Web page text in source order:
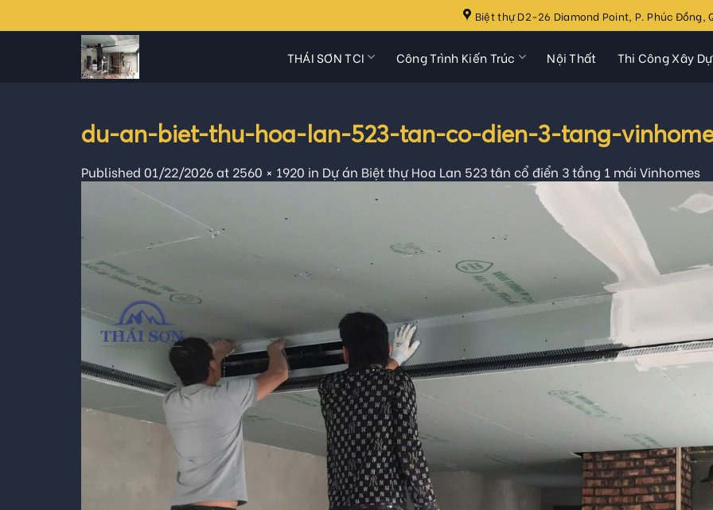
to
Biệt thự D2-26 Diamond Point, P. Phúc Đồng,
THÁI SƠN TCI Công Trình Kiến Trúc Nội Thất Thi Công Xây
du-an-biet-thu-hoa-lan-523-tan-co-dien-3-tang-
Published 01/22/2026at 2560 × 1920 in Dự án Biệt thự Hoa Lan 523 tân cổ điển 3 tầng 1 mái Vinhomes